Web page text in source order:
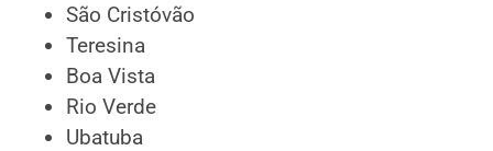
São Cristóvão
Teresina
Boa Vista
Rio Verde
Ubatuba